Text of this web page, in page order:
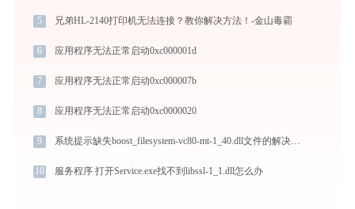
5 兄弟HL-2140打印机无法连接？教你解决方法！-金山毒霸
6 应用程序无法正常启动0xc000001d
7 应用程序无法正常启动0xc000007b
8 应用程序无法正常启动0xc0000020
9 系统提示缺失boost_filesystem-vc80-mt-1_40.dll文件的解决方法
10 服务程序 打开Service.exe找不到libssl-1_1.dll怎么办